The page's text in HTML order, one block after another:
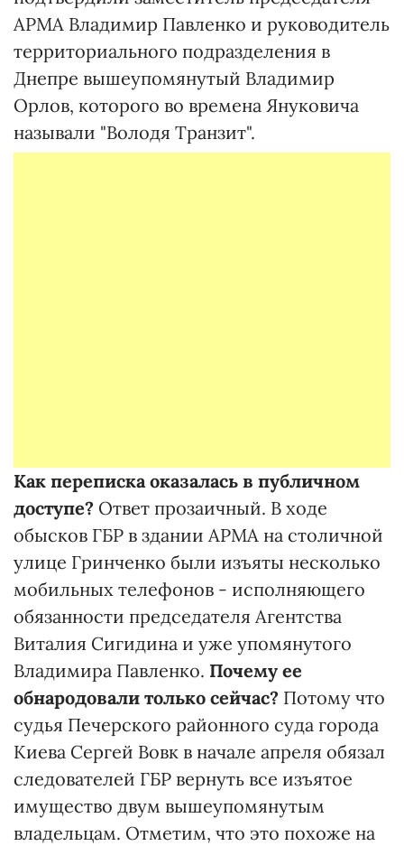
АРМА Владимир Павленко и руководитель
территориального подразделения в
Днепре вышеупомянутый Владимир
Орлов, которого во времена Януковича
называли "Володя Транзит".
Как переписка оказалась в публичном
доступе? Ответ прозаичный. В ходе
обысков ГБР в здании АРМА на столичной
улице Гринченко были изъяты несколько
мобильных телефонов - исполняющего
обязанности председателя Агентства
Виталия Сигидина и уже упомянутого
Владимира Павленко. Почему ее
обнародовали только сейчас? Потому что
судья Печерского районного суда города
Киева Сергей Вовк в начале апреля обязал
следователей ГБР вернуть все изъятое
имущество двум вышеупомянутым
владельцам. Отметим, что это похоже на